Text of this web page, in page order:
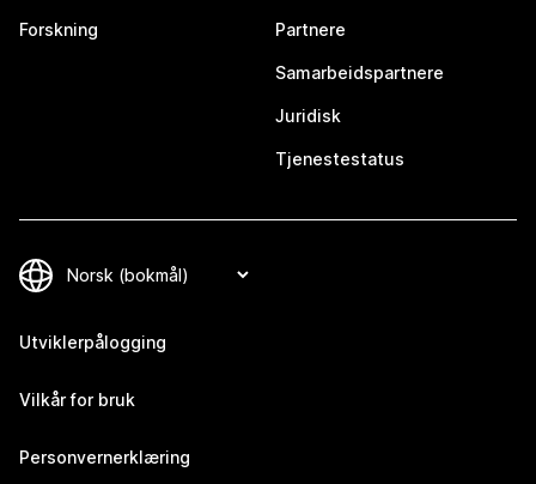
Forskning Partnere
Samarbeidspartnere
Juridisk
Tjenestestatus
Utviklerpålogging
Vilkår for bruk
Personvernerklæring